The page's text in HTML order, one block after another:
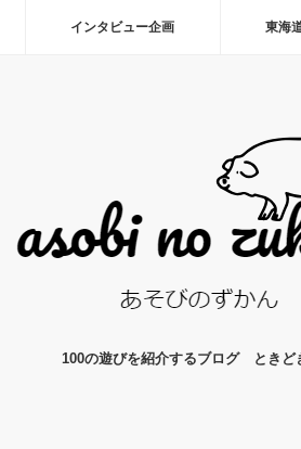
インタビュー企画 東海
100の遊びを紹介するブログ ときど